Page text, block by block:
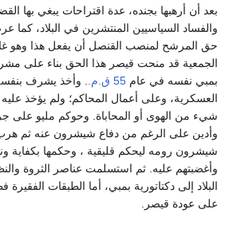
بعد أن أرهبها بجنده، عدة اقتراحات يبغي بها
والفساد السياسيين المنتشرين في البلاد، كما
حق المرشح لمنصب القنصل أن يفعل هذا وهو
الجمعية قد منحت قيصر هذا الحق بناء على
بمبي نفسه في عام 55 ق.م.
. وأخذ يشرف
العسكرية، وعلى أعمال المحاكم؛ ولم يؤخذ
شيء من الهوى أو المحاباة. وحوكم مليو على
وأدين على الرغم من دفاع شيشرون عنه ثم هرب
شيشرون رومه ليحكم قليقية ، وحكمها بكفاية
وأغضبتهم عليه. ثم استسلمت عناصر الثروة
البلاد إلى دكتاتورية بمبي، أما الطبقات
على عودة قيصر.